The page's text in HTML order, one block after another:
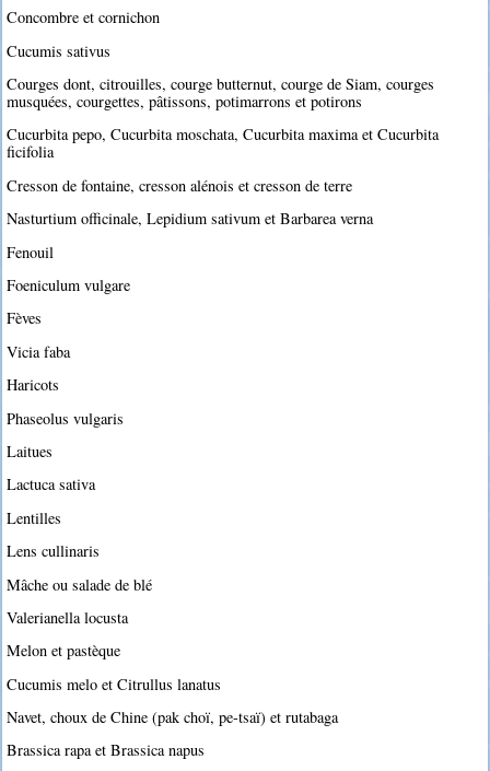
Concombre et cornichon
Cucumis sativus
Courges dont, citrouilles, courge butternut, courge de Siam, courges
musquées, courgettes, pâtissons, potimarrons et potirons
Cucurbita pepo, Cucurbita moschata, Cucurbita maxima et Cucurbita
ficifolia
Cresson de fontaine, cresson alénois et cresson de terre
Nasturtium officinale, Lepidium sativum et Barbarea verna
Fenouil
Foeniculum vulgare
Fèves
Vicia faba
Haricots
Phaseolus vulgaris
Laitues
Lactuca sativa
Lentilles
Lens cullinaris
Mâche ou salade de blé
Valerianella locusta
Melon et pastèque
Cucumis melo et Citrullus lanatus
Navet, choux de Chine (pak choï, pe-tsaï) et rutabaga
Brassica rapa et Brassica napus